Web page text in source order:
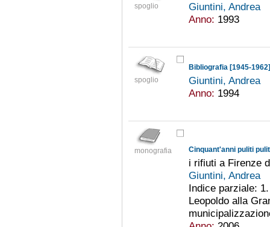
spoglio
Giuntini, Andrea
Anno: 1993
spoglio
Bibliografia [1945-1962]
Giuntini, Andrea
Anno: 1994
monografia Cinquant'anni puliti
i rifiuti a Firenze
Giuntini, Andrea
Indice parziale:
Leopoldo alla